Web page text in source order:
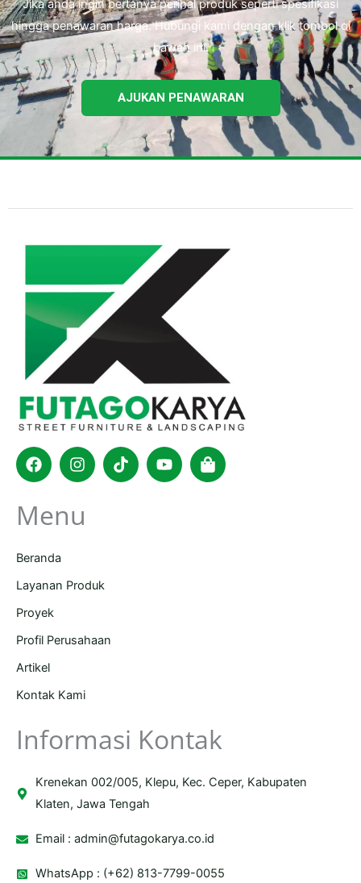
Jika anda ingin bertanya perihal produk seperti spesifikasi
hingga penawaran harga. Hubungi kami dengan klik tombol di
bawah ini.
AJUKAN PENAWARAN
FacebookInstagram
TiktokYoutubeShopping-
bag
Menu
Beranda
Layanan Produk
Proyek
Profil Perusahaan
Artikel
Kontak Kami
Informasi Kontak
Krenekan 002/005, Klepu, Kec. Ceper, Kabupaten
Klaten, Jawa Tengah
Email :admin@futagokarya.co.id
WhatsApp : (+62) 813-7799-0055